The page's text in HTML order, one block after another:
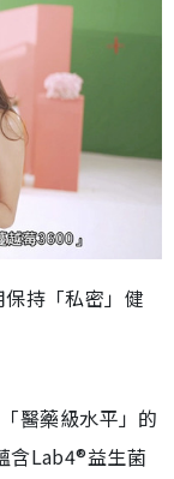
持「私密」健
醫藥級水平」的
含Lab4®益生菌